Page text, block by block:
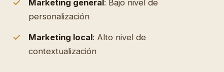
Marketing general: Bajo nivel de
personalización
Marketing local: Alto nivel de
contextualización